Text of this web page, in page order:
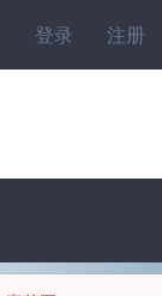
登录 注册